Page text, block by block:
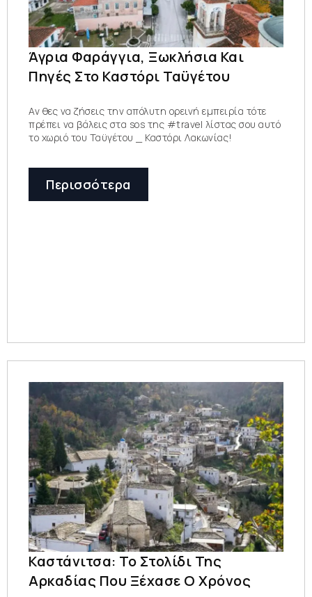
Άγρια Φαράγγια, Ξωκλήσια Και
Πηγές Στο Καστόρι Ταϋγέτου
Αν θες να ζήσεις την απόλυτη ορεινή εμπειρία τότε
πρέπει να βάλεις στα sos της #travel λίστας σου αυτό
το χωριό του Ταϋγέτου _ Καστόρι Λακωνίας!
Περισσότερα
Καστάνιτσα: Το Στολίδι Της
Αρκαδίας Που Ξέχασε Ο Χρόνος